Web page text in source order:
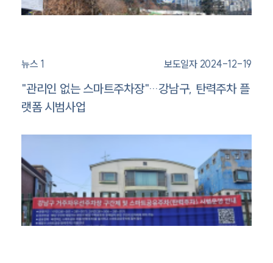
뉴스 1 보도일자 2024-12-19
"관리인 없는 스마트주차장"…강남구, 탄력주차 플
랫폼 시범사업